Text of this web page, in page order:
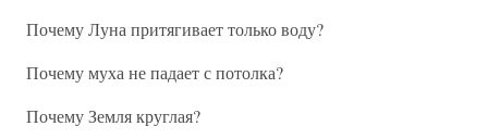
Почему Луна притягивает только воду?
Почему муха не падает с потолка?
Почему Земля круглая?